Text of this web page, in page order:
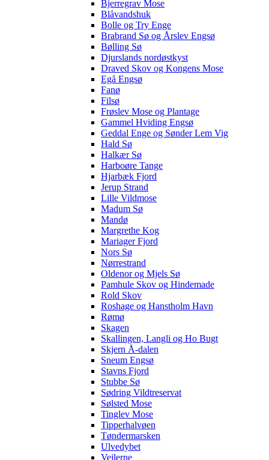
Bjerregrav Mose
Blåvandshuk
Bolle og Try Enge
Brabrand Sø og Årslev Engsø
Bølling Sø
Djurslands nordøstkyst
Draved Skov og Kongens Mose
Egå Engsø
Fanø
Filsø
Frøslev Mose og Plantage
Gammel Hviding Engsø
Geddal Enge og Sønder Lem Vig
Hald Sø
Halkær Sø
Harboøre Tange
Hjarbæk Fjord
Jerup Strand
Lille Vildmose
Madum Sø
Mandø
Margrethe Kog
Mariager Fjord
Nors Sø
Nørrestrand
Oldenor og Mjels Sø
Pamhule Skov og Hindemade
Rold Skov
Roshage og Hanstholm Havn
Rømø
Skagen
Skallingen, Langli og Ho Bugt
Skjern Å-dalen
Sneum Engsø
Stavns Fjord
Stubbe Sø
Sødring Vildtreservat
Sølsted Mose
Tinglev Mose
Tipperhalvøen
Tøndermarsken
Ulvedybet
Vejlerne